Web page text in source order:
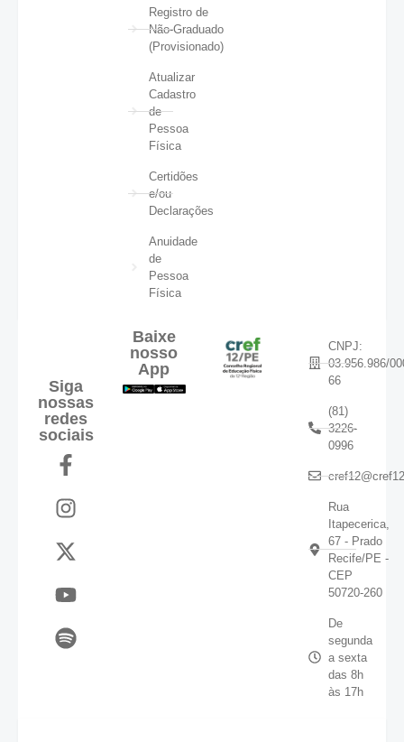
Registro de
Não-Graduado
(Provisionado)
Atualizar
Cadastro
de
Pessoa
Física
Certidões
e/ou
Declarações
Anuidade
de
Pessoa
Física
Siga
nossas
redes
sociais
Baixe
nosso
App
CNPJ:
03.956.986/
66
(81)
3226-
0996
Rua
Itapecerica,
67 - Prado
Recife/PE -
CEP
50720-260
De
segunda
a sexta
das 8h
às 17h